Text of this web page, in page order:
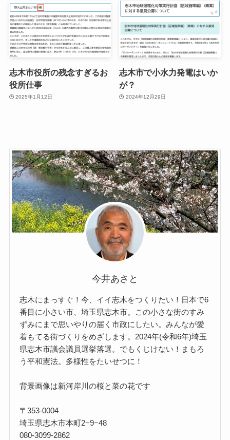
志木市役所の残念すぎるお
役所仕事
2025年1月12日
志木市で小水力発電はいか
が？
2024年12月29日
今井あさと
志木にまっすぐ！今、イイ志木をつくりたい！日本で6
番目に小さい市、埼玉県志木市。この小さな街のすみ
ずみにまで思いやりの届く市政にしたい。みんなが愛
着もてる街づくりをめざします。2024年(令和6年)埼玉
県志木市議会議員選挙落選。でもくじけない！まもろ
う平和憲法。多様性をたいせつに！
背景画像は新河岸川の桜と菜の花です
〒353-0004
埼玉県志木市本町2−9−48
080-3099-2862